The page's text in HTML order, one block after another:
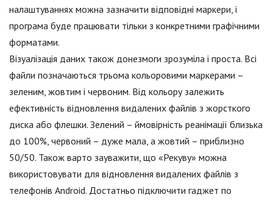
налаштуваннях можна зазначити відповідні маркери, і
програма буде працювати тільки з конкретними графічними
форматами.
Візуалізація даних також донезмоги зрозуміла і проста. Всі
файли позначаються трьома кольоровими маркерами –
зеленим, жовтим і червоним. Від кольору залежить
ефективність відновлення видалених файлів з жорсткого
диска або флешки. Зелений – ймовірність реанімації близька
до 100%, червоний – дуже мала, а жовтий – приблизно
50/50. Також варто зауважити, що «Рекуву» можна
використовувати для відновлення видалених файлів з
телефонів Android. Достатньо підключити гаджет по